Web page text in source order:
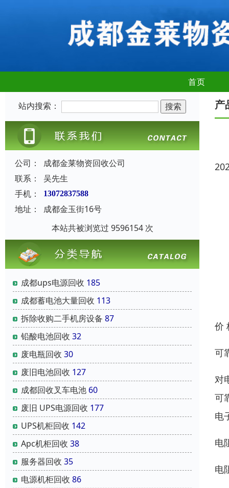
首页
站内搜索：
公司：
成都金莱物资回收公司
联系：
吴先生
手机：
13072837588
地址：
成都金玉街16号
本站共被浏览过 9596154 次
成都ups电源回收 185
成都蓄电池大量回收 113
拆除收购二手机房设备 87
铅酸电池回收 32
废电瓶回收 30
废旧电池回收 127
成都回收叉车电池 60
废旧 UPS电源回收 177
UPS机柜回收 142
Apc机柜回收 38
服务器回收 35
电源机柜回收 86
产
价
可
对
可
电
电
电